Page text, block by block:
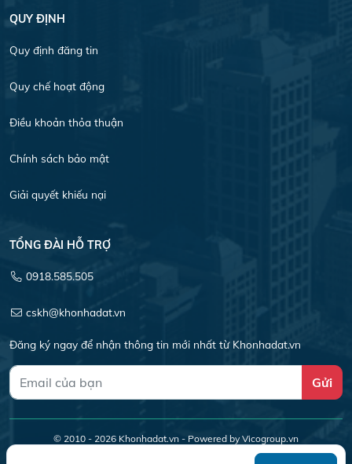
QUY ĐỊNH
Quy định đăng tin
Quy chế hoạt động
Điều khoản thỏa thuận
Chính sách bảo mật
Giải quyết khiếu nại
TỔNG ĐÀI HỖ TRỢ
0918.585.505
cskh@khonhadat.vn
Đăng ký ngay để nhận thông tin mới nhất từ Khonhadat.vn
Gửi
© 2010 - 2026 Khonhadat.vn - Powered by Vicogroup.vn